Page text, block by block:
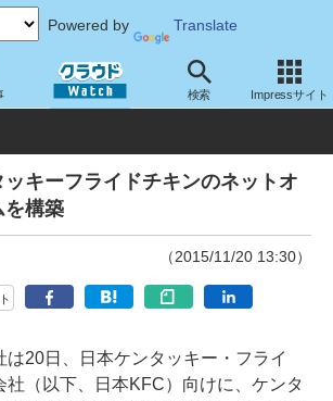
Powered by Translate
検索 Impressサイト
ック 導入事例 基幹業務
キーフライドチキンのネットオ
を構築
（2015/11/20 13:30）
20日、日本ケンタッキー・フライ
社（以下、日本KFC）向けに、ケンタ